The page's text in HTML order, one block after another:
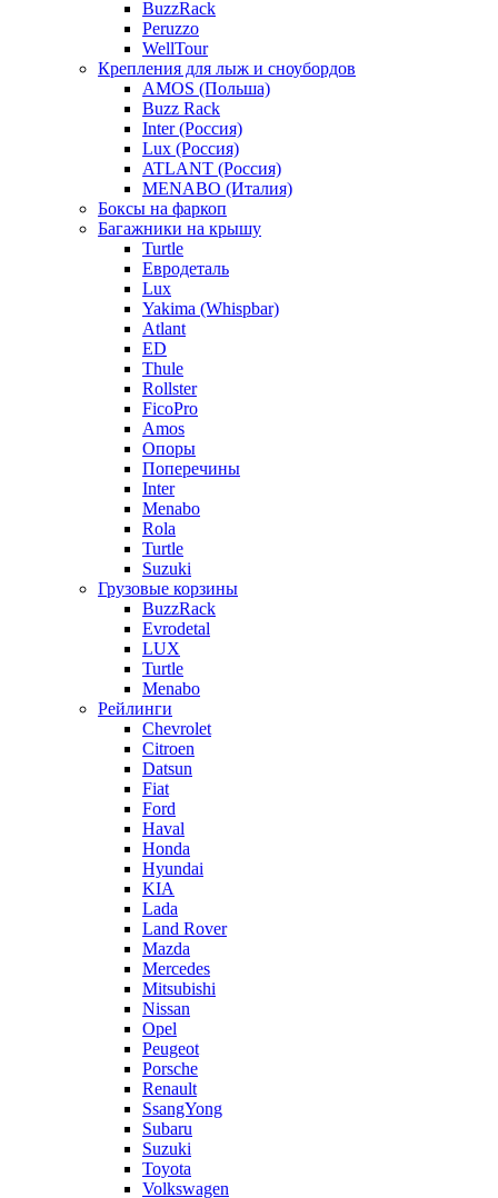
BuzzRack
Peruzzo
WellTour
Крепления для лыж и сноубордов
AMOS (Польша)
Buzz Rack
Inter (Россия)
Lux (Россия)
ATLANT (Россия)
MENABO (Италия)
Боксы на фаркоп
Багажники на крышу
Turtle
Евродеталь
Lux
Yakima (Whispbar)
Atlant
ED
Thule
Rollster
FicoPro
Amos
Опоры
Поперечины
Inter
Menabo
Rola
Turtle
Suzuki
Грузовые корзины
BuzzRack
Evrodetal
LUX
Turtle
Menabo
Рейлинги
Chevrolet
Citroen
Datsun
Fiat
Ford
Haval
Honda
Hyundai
KIA
Lada
Land Rover
Mazda
Mercedes
Mitsubishi
Nissan
Opel
Peugeot
Porsche
Renault
SsangYong
Subaru
Suzuki
Toyota
Volkswagen